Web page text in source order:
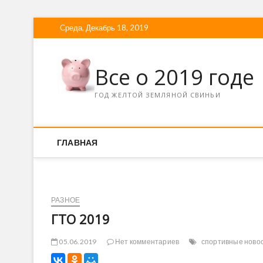
Среда, Декабрь 18, 2019
Все о 2019 годе
ГОД ЖЕЛТОЙ ЗЕМЛЯНОЙ СВИНЬИ
ГЛАВНАЯ
РАЗНОЕ
ГТО 2019
05.06.2019 Нет комментариев спортивные